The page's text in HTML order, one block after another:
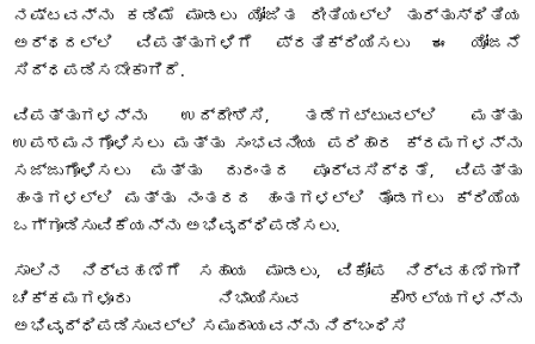
ನಷ್ಟವನ್ನು ಕಡಿಮೆ ಮಾಡಲು ಯೋಜಿತ ರೀತಿಯಲ್ಲಿ ತುರ್ತುಸ್ಥಿತಿಯ
ಅರ್ಥದಲ್ಲಿ ವಿಪತ್ತುಗಳಿಗೆ ಪ್ರತಿಕ್ರಿಯಿಸಲು ಈ ಯೋಜನೆ
ಸಿದ್ಧಪಡಿಸಬೇಕಾಗಿದೆ.
ವಿಪತ್ತುಗಳನ್ನು ಉದ್ದೇಶಿಸಿ, ತಡೆಗಟ್ಟುವಲ್ಲಿ ಮತ್ತು
ಉಪಶಮನಗೊಳಿಸಲು ಮತ್ತು ಸಂಭವನೀಯ ಪರಿಹಾರ ಕ್ರಮಗಳನ್ನು
ಸಜ್ಜುಗೊಳಿಸಲು ಮತ್ತು ದುರಂತದ ಪೂರ್ವಸಿದ್ಧತೆ, ವಿಪತ್ತು
ಹಂತಗಳಲ್ಲಿ ಮತ್ತು ನಂತರದ ಹಂತಗಳಲ್ಲಿ ತೊಡಗಲು ಕ್ರಿಯೆಯ
ಒಗ್ಗೂಡಿಸುವಿಕೆಯನ್ನು ಅಭಿವೃದ್ಧಿಪಡಿಸಲು.
ಸಾಲಿನ ನಿರ್ವಹಣೆಗೆ ಸಹಾಯ ಮಾಡಲು, ವಿಕೋಪ ನಿರ್ವಹಣೆಗಾಗಿ
ಚಿಕ್ಕಮಗಳೂರು ನಿಭಾಯಿಸುವ ಕೌಶಲ್ಯಗಳನ್ನು
ಅಭಿವೃದ್ಧಿಪಡಿಸುವಲ್ಲಿ ಸಮುದಾಯವನ್ನು ನಿರ್ಬಂಧಿಸಿ